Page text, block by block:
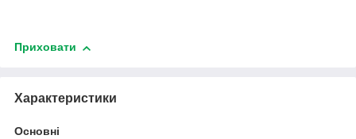
Приховати
Характеристики
Основні